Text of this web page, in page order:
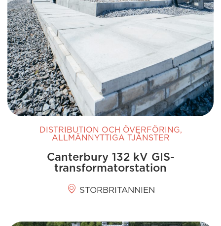
DISTRIBUTION OCH ÖVERFÖRING,
ALLMÄNNYTTIGA TJÄNSTER
Canterbury 132 kV GIS-
transformatorstation
STORBRITANNIEN